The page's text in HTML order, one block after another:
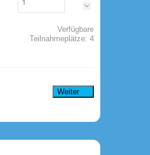
Verfügbare
Teilnahmeplätze: 4
Weiter